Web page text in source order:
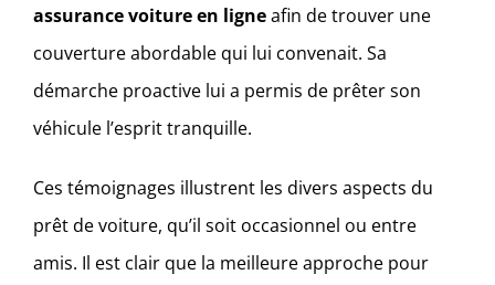
assurance voiture en ligneafin de trouver une
couverture abordable qui lui convenait. Sa
démarche proactive lui a permis de prêter son
véhicule l’esprit tranquille.
Ces témoignages illustrent les divers aspects du
prêt de voiture, qu’il soit occasionnel ou entre
amis. Il est clair que la meilleure approche pour